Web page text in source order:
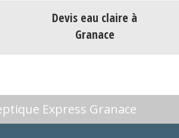
Devis eau claire à
Granace
Express Granace